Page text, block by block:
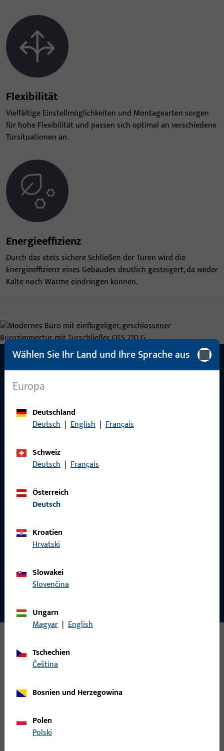
Flexibilität
Vielfältige Einstellmöglichkeiten und Montagearten sorgen
für hohe Flexibilität und passen sich optimal an verschiedene
Türsituationen an.
Energieeffizienz
Durch das stets sichere Schließen der Türen wird die
Energieeffizienz eines Gebäudes deutlich gesteigert, da weder
Kälte noch Wärme eindringen können.
1- flügelige Anschlagtüren
Türflügelbreite max. 850 mm
DIN links und DIN rechts einsetzbar
Türöffnungs- und Schließwinkel max. 180°
Montagearten
Normalmontage Bandseite
Technische Daten
Technische Daten
Wählen Sie Ihr Land und Ihre Sprache aus
Europa
Deutschland
Deutsch | English | Français
Schweiz
Deutsch | Français
Österreich
Deutsch
Kroatien
Hrvatski
Slowakei
Slovenčina
Ungarn
Magyar | English
Tschechien
čeština
Bosnien und Herzegowina
Polen
Polski